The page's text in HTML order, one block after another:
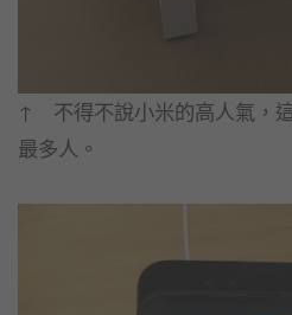
↑ 不得不說小米的高人氣，
最多人。